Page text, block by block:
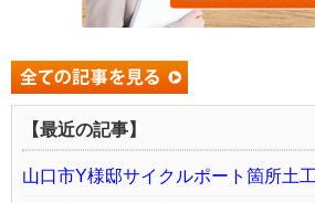
【最近の記事】
山口市Y様邸サイクルポート箇所土